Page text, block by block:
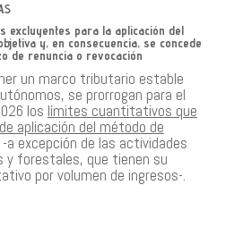
excluyentes para la aplicación del
y, en consecuencia, se concede
de renuncia o revocación
un marco tributario estable
se prorrogan para el
los límites cuantitativos que
aplicación del método de
-a excepción de las actividades
y forestales, que tienen su
por volumen de ingresos-.